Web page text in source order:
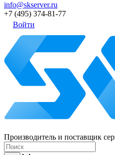
info@skserver.ru
+7 (495) 374-81-77
Войти
Производитель и поставщик